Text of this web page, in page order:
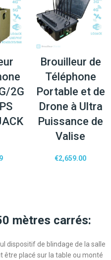
2G
Brouilleur de
Téléphone
Portable et de
Drone à Ultra
Puissance de
Valise
€2,659.00
mètres carrés:
dispositif de blindage de la salle
être placé sur la table ou monté